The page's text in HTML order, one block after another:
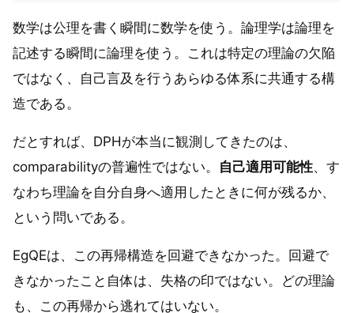
数学は公理を書く瞬間に数学を使う。論理学は論理を
記述する瞬間に論理を使う。これは特定の理論の欠陥
ではなく、自己言及を行うあらゆる体系に共通する構
造である。
だとすれば、DPHが本当に観測してきたのは、
comparabilityの普遍性ではない。 自己適用可能性、す
なわち理論を自分自身へ適用したときに何が残るか、
という問いである。
EgQEは、この再帰構造を回避できなかった。回避で
きなかったこと自体は、失格の印ではない。どの理論
も、この再帰から逃れてはいない。